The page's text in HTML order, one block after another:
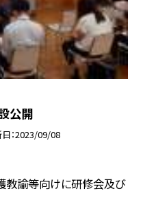
公開
2023/09/08
教諭等向けに研修会及び